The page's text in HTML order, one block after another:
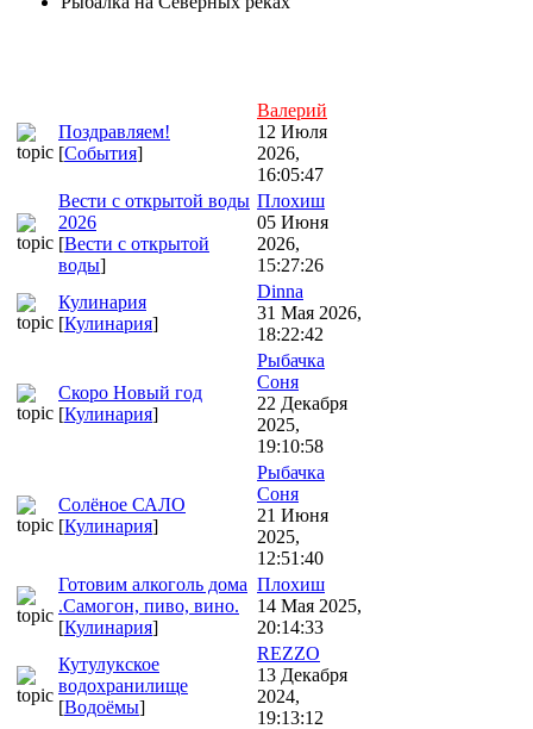
Поздравляем!
[События]
Валерий
12 Июля
2026,
16:05:47
Вести с открытой воды
2026
[Вести с открытой
воды]
Плохиш
05 Июня
2026,
15:27:26
Кулинария
[Кулинария]
Dinna
31 Мая 2026,
18:22:42
Скоро Новый год
[Кулинария]
Рыбачка
Соня
22 Декабря
2025,
19:10:58
Солёное САЛО
[Кулинария]
Рыбачка
Соня
21 Июня
2025,
12:51:40
Готовим алкоголь дома
.Самогон, пиво, вино.
[Кулинария]
Плохиш
14 Мая 2025,
20:14:33
Кутулукское
водохранилище
[Водоёмы]
REZZO
13 Декабря
2024,
19:13:12